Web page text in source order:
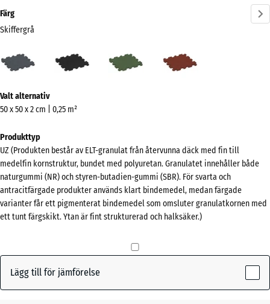
Färg
Skiffergrå
(active)
information
om
färgerna?
Visa
färgpalett
Skiffergrå (active)
Gräsgrön
Valt alternativ
50 x 50 x 2 cm | 0,25 m²
Produkttyp
UZ (Produkten består av ELT-granulat från återvunna däck med fin till
medelfin kornstruktur, bundet med polyuretan. Granulatet innehåller både
naturgummi (NR) och styren-butadien-gummi (SBR). För svarta och
antracitfärgade produkter används klart bindemedel, medan färgade
varianter får ett pigmenterat bindemedel som omsluter granulatkornen med
ett tunt färgskikt. Ytan är fint strukturerad och halksäker.)
Lägg till för jämförelse